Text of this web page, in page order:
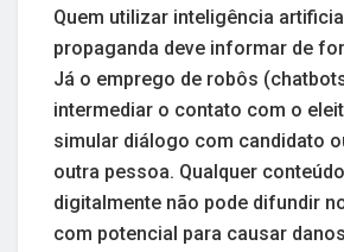
Quem utilizar inteligência
propaganda deve informar de
Já o emprego de robôs
intermediar o contato com o
simular diálogo com candidato
outra pessoa. Qualquer
digitalmente não pode difundir
com potencial para causar